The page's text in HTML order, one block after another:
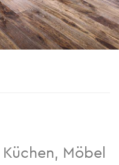
Küchen, Möbel